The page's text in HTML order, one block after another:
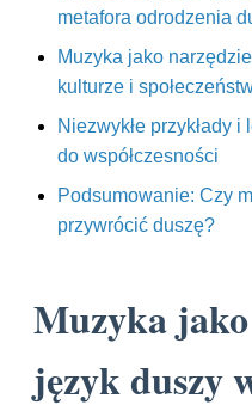
metafora odrodzenia
Muzyka jako
kulturze i
Niezwykłe przykłady
do współczesności
Podsumowanie: Czy
przywrócić duszę?
Muzyka
język duszy